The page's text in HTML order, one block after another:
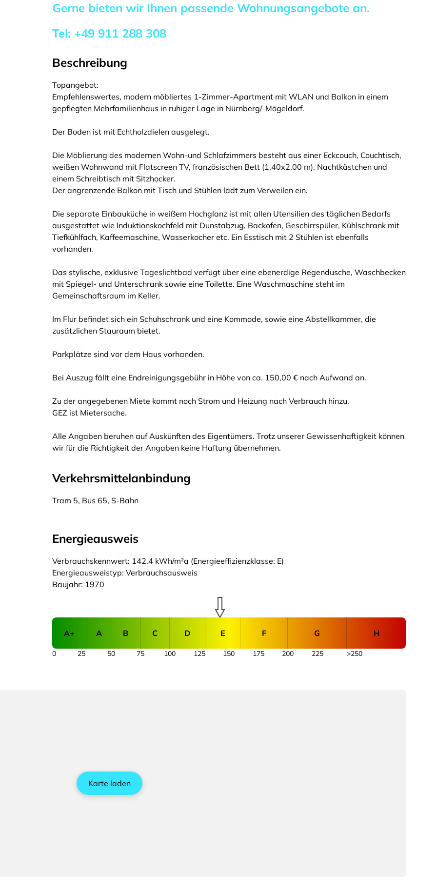
Gerne bieten wir Ihnen passende Wohnungsangebote an.
Tel: +49 911 288 308
Beschreibung
Topangebot:
Empfehlenswertes, modern möbliertes 1-Zimmer-Apartment mit WLAN und Balkon in einem
gepflegten Mehrfamilienhaus in ruhiger Lage in Nürnberg/-Mögeldorf.
Der Boden ist mit Echtholzdielen ausgelegt.
Die Möblierung des modernen Wohn-und Schlafzimmers besteht aus einer Eckcouch, Couchtisch,
weißen Wohnwand mit Flatscreen TV, französischen Bett (1,40x2,00 m), Nachtkästchen und
einem Schreibtisch mit Sitzhocker.
Der angrenzende Balkon mit Tisch und Stühlen lädt zum Verweilen ein.
Die separate Einbauküche in weißem Hochglanz ist mit allen Utensilien des täglichen Bedarfs
ausgestattet wie Induktionskochfeld mit Dunstabzug, Backofen, Geschirrspüler, Kühlschrank mit
Tiefkühlfach, Kaffeemaschine, Wasserkocher etc. Ein Esstisch mit 2 Stühlen ist ebenfalls
vorhanden.
Das stylische, exklusive Tageslichtbad verfügt über eine ebenerdige Regendusche, Waschbecken
mit Spiegel- und Unterschrank sowie eine Toilette. Eine Waschmaschine steht im
Gemeinschaftsraum im Keller.
Im Flur befindet sich ein Schuhschrank und eine Kommode, sowie eine Abstellkammer, die
zusätzlichen Stauraum bietet.
Parkplätze sind vor dem Haus vorhanden.
Bei Auszug fällt eine Endreinigungsgebühr in Höhe von ca. 150,00 € nach Aufwand an.
Zu der angegebenen Miete kommt noch Strom und Heizung nach Verbrauch hinzu.
GEZ ist Mietersache.
Alle Angaben beruhen auf Auskünften des Eigentümers. Trotz unserer Gewissenhaftigkeit können
wir für die Richtigkeit der Angaben keine Haftung übernehmen.
Verkehrsmittelanbindung
Tram 5, Bus 65, S-Bahn
Energieausweis
Verbrauchskennwert: 142.4 kWh/m²a (Energieeffizienzklasse: E)
Energieausweistyp: Verbrauchsausweis
Baujahr: 1970
A+ A B C D E F G H
25 50 75 100 125 150 175 200 225
0 >250
Karte laden